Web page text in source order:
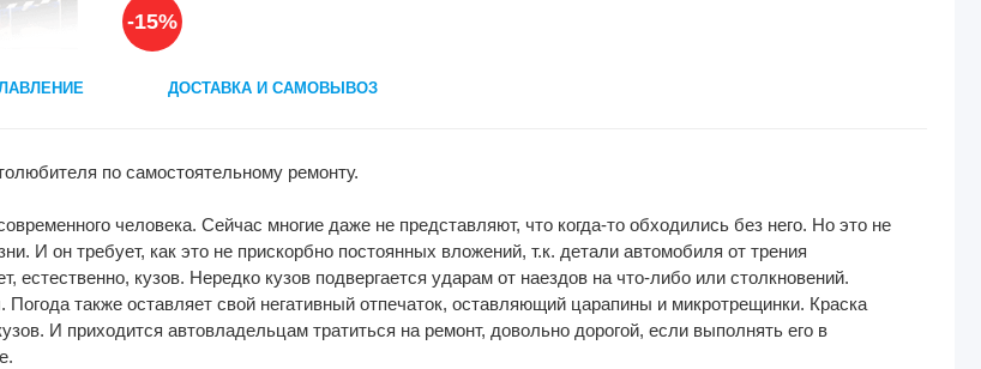
-15%
ДОСТАВКА И САМОВЫВОЗ
по самостоятельному ремонту.
человека. Сейчас многие даже не представляют, что когда-то обходились без него. Но это не
И он требует, как это не прискорбно постоянных вложений, т.к. детали автомобиля от трения
естественно, кузов. Нередко кузов подвергается ударам от наездов на что-либо или столкновений.
также оставляет свой негативный отпечаток, оставляющий царапины и микротрещинки. Краска
И приходится автовладельцам тратиться на ремонт, довольно дорогой, если выполнять его в